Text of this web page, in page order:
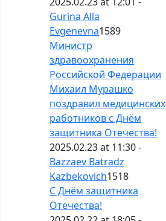
Gurina Alla
Evgenevna1589
Министр
здравоохранения
Российской Федерации
Михаил Мурашко
поздравил медицинских
работников с Днём
защитника Отечества!
2025.02.23 at 11:30 -
Bazzaev Batradz
Kazbekovich1518
С Днём защитника
Отечества!